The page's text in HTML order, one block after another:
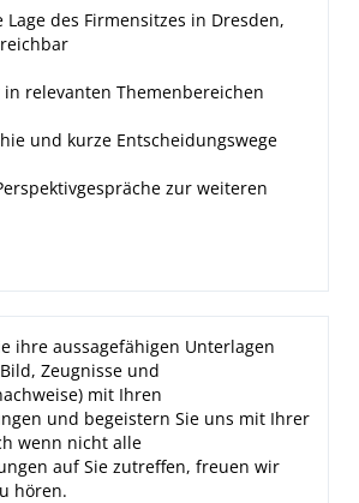
Lage des Firmensitzes in Dresden,
relevanten Themenbereichen
und kurze Entscheidungswege
zur weiteren
ihre aussagefähigen Unterlagen
Zeugnisse und
mit Ihren
und begeistern Sie uns mit Ihrer
wenn nicht alle
auf Sie zutreffen, freuen wir
hören.